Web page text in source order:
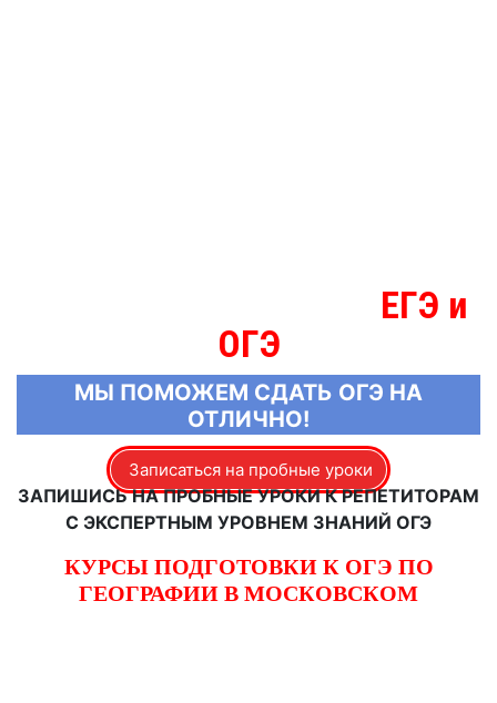
ЕГЭ и
ОГЭ
МЫ ПОМОЖЕМ СДАТЬ ОГЭ НА
ОТЛИЧНО!
Записаться на пробные уроки
ЗАПИШИСЬ НА ПРОБНЫЕ УРОКИ К РЕПЕТИТОРАМ
С ЭКСПЕРТНЫМ УРОВНЕМ ЗНАНИЙ ОГЭ
КУРСЫ ПОДГОТОВКИ К ОГЭ ПО
ГЕОГРАФИИ В МОСКОВСКОМ